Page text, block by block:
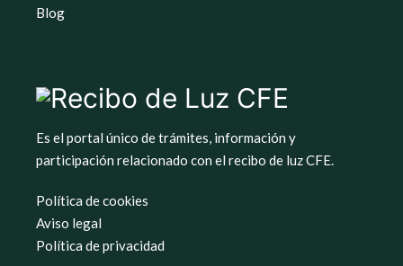
Blog
Es el portal único de trámites, información y
participación relacionado con el recibo de luz CFE.
Política de cookies
Aviso legal
Política de privacidad